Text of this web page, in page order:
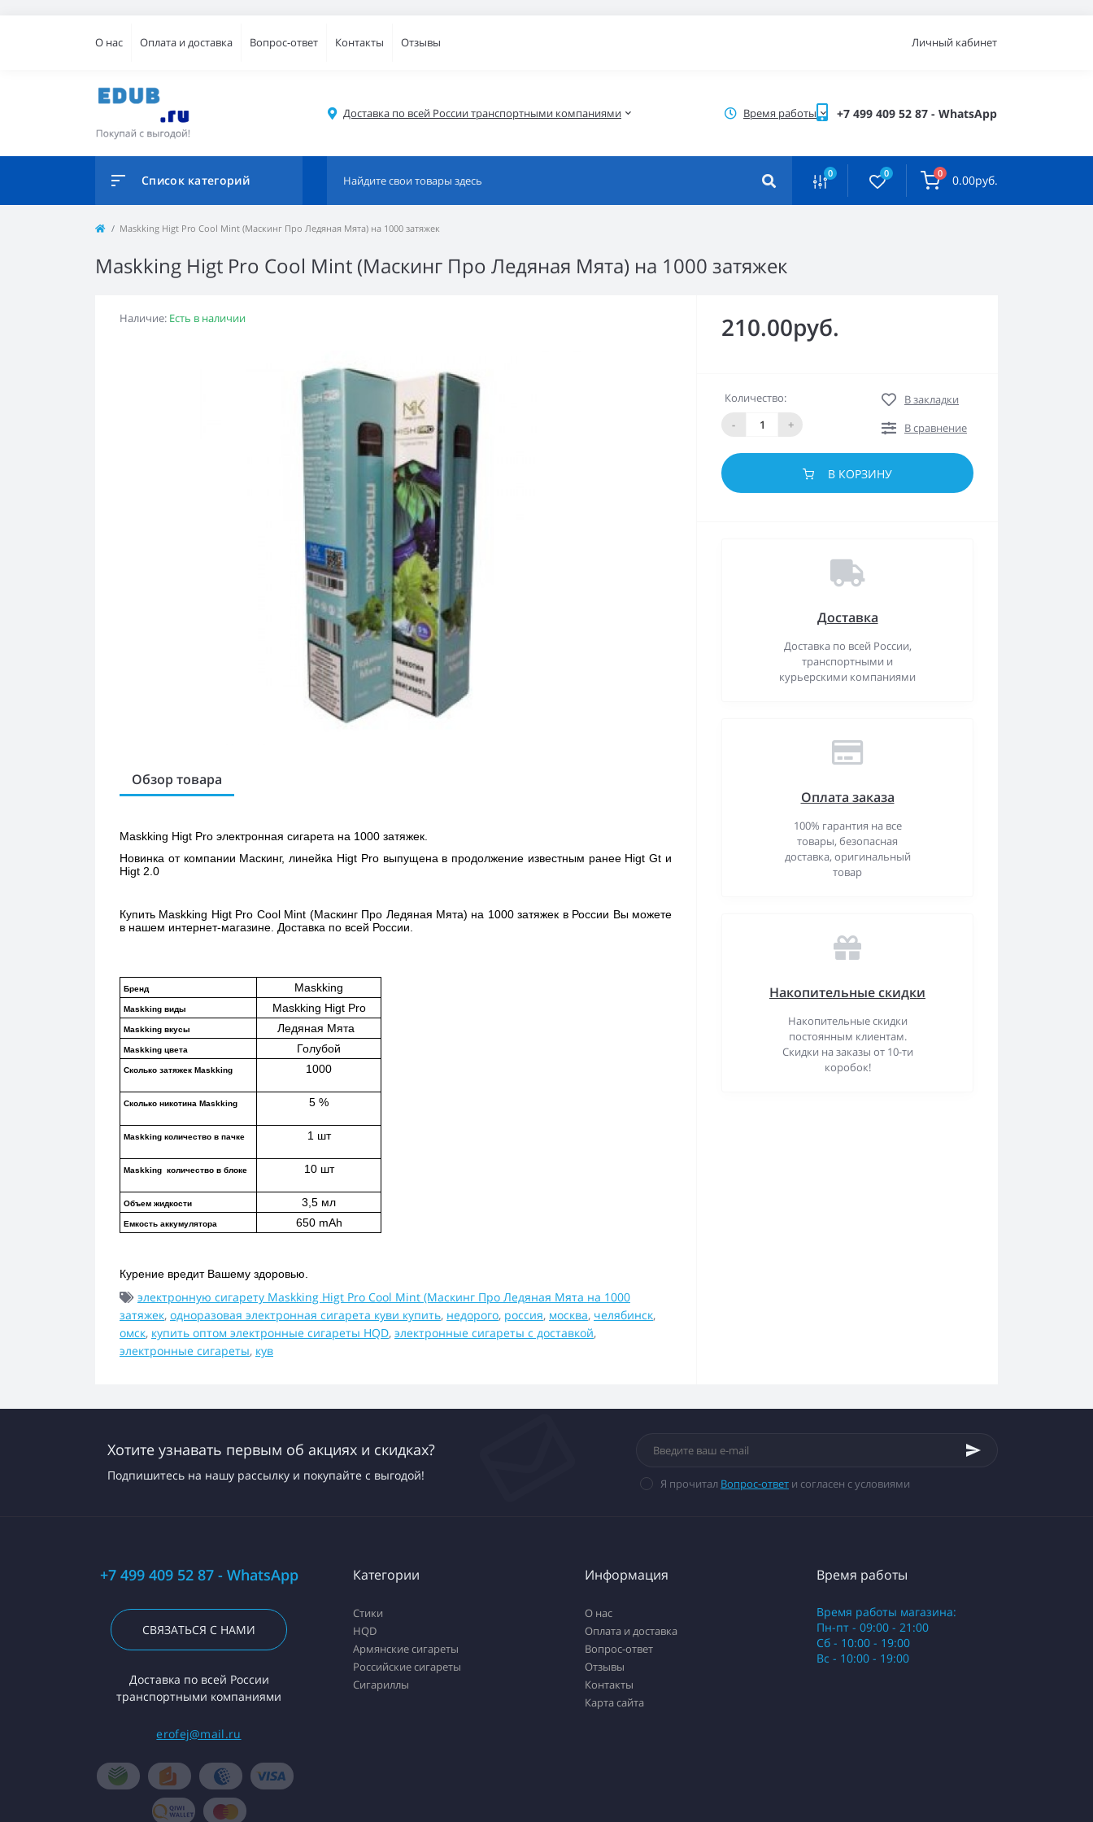
О нас Оплата и доставка Вопрос-ответ Контакты Отзывы Личный кабинет
Доставка по всей России транспортными компаниями Время работы +7 499 409 52 87 - WhatsApp
Список категорий 0 0 0 0.00руб.
Maskking Higt Pro Cool Mint (Маскинг Про Ледяная Мята) на 1000 затяжек
Maskking Higt Pro Cool Mint (Маскинг Про Ледяная Мята) на 1000 затяжек
Наличие: Есть в наличии
Обзор товара
Maskking Higt Pro электронная сигарета на 1000 затяжек.
Новинка от компании Маскинг, линейка Higt Pro выпущена в продолжение известным ранее Higt Gt и
Higt 2.0
Купить Maskking Higt Pro Cool Mint (Маскинг Про Ледяная Мята) на 1000 затяжек в России Вы можете
в нашем интернет-магазине. Доставка по всей России.
Бренд Maskking
Maskking виды Maskking Higt Pro
Maskking вкусы Ледяная Мята
Maskking цвета Голубой
Сколько затяжек Maskking 1000
Сколько никотина Maskking 5 %
Maskking количество в пачке 1 шт
Maskking  количество в блоке 10 шт
Объем жидкости 3,5 мл
Емкость аккумулятора 650 mAh
Курение вредит Вашему здоровью.
электронную сигарету Maskking Higt Pro Cool Mint (Маскинг Про Ледяная Мята на 1000
затяжек, одноразовая электронная сигарета куви купить, недорого, россия, москва, челябинск,
омск, купить оптом электронные сигареты HQD, электронные сигареты с доставкой,
электронные сигареты, кув
210.00руб.
Количество:
-
+
В закладки
В сравнение
В КОРЗИНУ
Доставка
Доставка по всей России,
транспортными и
курьерскими компаниями
Оплата заказа
100% гарантия на все
товары, безопасная
доставка, оригинальный
товар
Накопительные скидки
Накопительные скидки
постоянным клиентам.
Скидки на заказы от 10-ти
коробок!
Хотите узнавать первым об акциях и скидках?
Подпишитесь на нашу рассылку и покупайте с выгодой!
Я прочитал Вопрос-ответ и согласен с условиями
+7 499 409 52 87 - WhatsApp
СВЯЗАТЬСЯ С НАМИ
Доставка по всей России
транспортными компаниями
erofej@mail.ru
Категории
Стики
HQD
Армянские сигареты
Российские сигареты
Сигариллы
Информация
О нас
Оплата и доставка
Вопрос-ответ
Отзывы
Контакты
Карта сайта
Время работы
Время работы магазина:
Пн-пт - 09:00 - 21:00
Сб - 10:00 - 19:00
Вс - 10:00 - 19:00